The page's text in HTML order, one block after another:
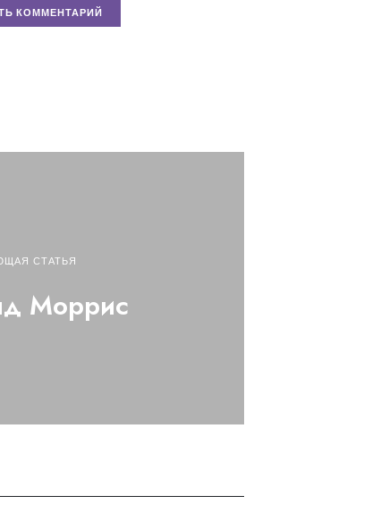
СТАТЬЯ
Моррис